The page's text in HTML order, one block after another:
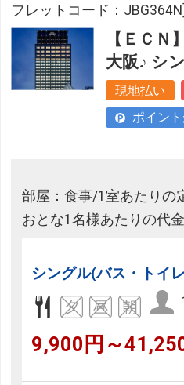
フレットコード：JBG364N]
【ＥＣＮ
大阪♪ シ
現地払い
ポイン
部屋：食事/1室あたりの
おとな1名様あたりの代金
シングル(バス・トイ
9,900円～